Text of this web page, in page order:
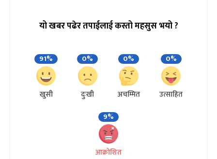
यो खबर पढेर तपाईलाई कस्तो महसुस भयो ?
91%
खुसी
0%
दुःखी
0%
अचम्मित
0%
उत्साहित
9%
आक्रोशित